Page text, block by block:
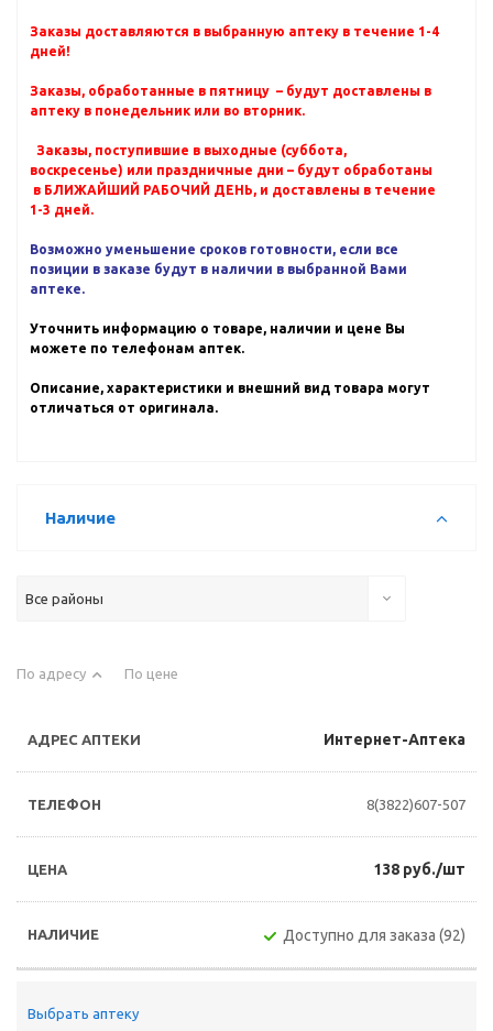
Заказы доставляются в выбранную аптеку в течение 1-4
дней!
Заказы, обработанные в пятницу – будут доставлены в
аптеку в понедельник или во вторник.
Заказы, поступившие в выходные (суббота,
воскресенье) или праздничные дни – будут обработаны
в БЛИЖАЙШИЙ РАБОЧИЙ ДЕНЬ, и доставлены в течение
1-3 дней.
Возможно уменьшение сроков готовности, если все
позиции в заказе будут в наличии в выбранной Вами
аптеке.
Уточнить информацию о товаре, наличии и цене Вы
можете по телефонам аптек.
Описание, характеристики и внешний вид товара могут
отличаться от оригинала.
Наличие
Все районы
По адресу По цене
Интернет-Аптека
8(3822)607-507
138 руб./шт
Доступно для заказа (92)
Выбрать аптеку